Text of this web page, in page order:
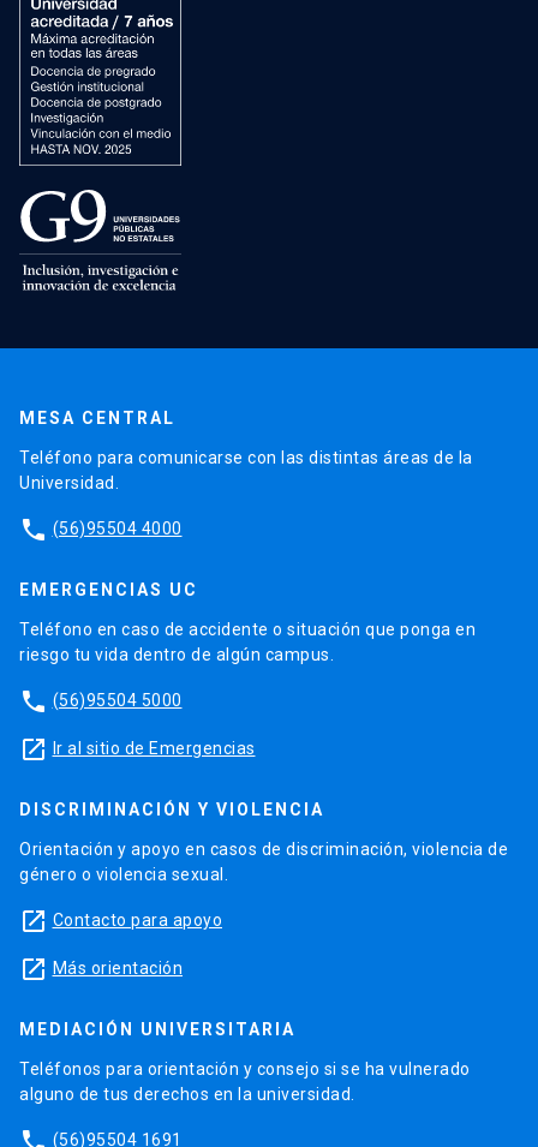
MESA CENTRAL
Teléfono para comunicarse con las distintas áreas de la
Universidad.
phone (56)95504 4000
EMERGENCIAS UC
Teléfono en caso de accidente o situación que ponga en
riesgo tu vida dentro de algún campus.
phone (56)95504 5000
launch Ir al sitio de Emergencias
DISCRIMINACIÓN Y VIOLENCIA
Orientación y apoyo en casos de discriminación, violencia de
género o violencia sexual.
launch Contacto para apoyo
launch Más orientación
MEDIACIÓN UNIVERSITARIA
Teléfonos para orientación y consejo si se ha vulnerado
alguno de tus derechos en la universidad.
(56)95504 1691